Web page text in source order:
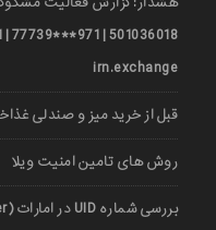
irn.exchange
قبل از خرید میز و صندلی
روش های تامین امنیت ویلا
بررسی شماره UID در امارات (UAE Unified Number)